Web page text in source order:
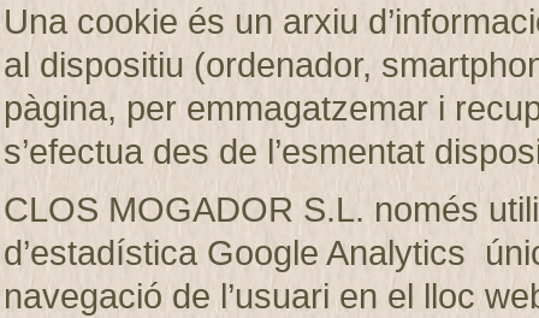
Una cookie és un arxiu
al dispositiu (ordenador,
pàgina, per emmagatzemar i
s’efectua des de l’esmentat
CLOS MOGADOR S.L. només
d’estadística Google Analytics
navegació de l’usuari en el lloc